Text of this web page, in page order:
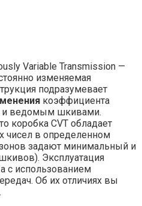
Variable Transmission —
изменяемая
подразумевает
коэффициента
и ведомым шкивами.
коробка CVT обладает
чисел в определенном
задают минимальный и
Эксплуатация
с использованием
Об их отличиях вы